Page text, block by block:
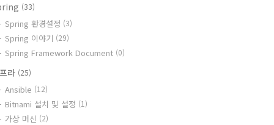
(33)
Spring 환경설정 (3)
Spring 이야기 (29)
Spring Framework Document (0)
라 (25)
Ansible (12)
Bitnami 설치 및 설정 (1)
가상 머신 (2)